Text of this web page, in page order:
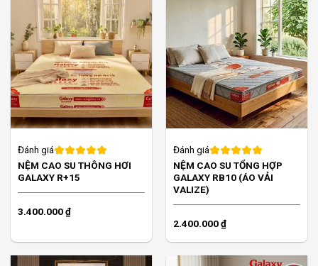
Đánh giá
NỆM CAO SU THÔNG HƠI
GALAXY R+15
3.400.000₫
Đánh giá
NỆM CAO SU TỔNG HỢP
GALAXY RB10 (ÁO VẢI
VALIZE)
2.400.000₫